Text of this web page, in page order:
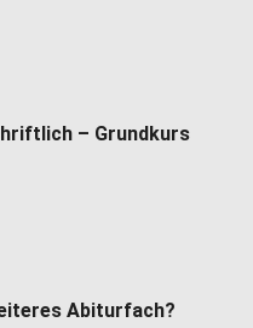
– Grundkurs
Abiturfach?